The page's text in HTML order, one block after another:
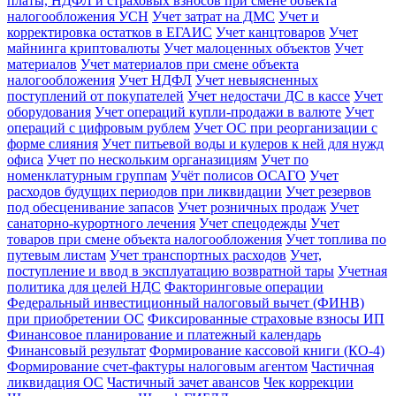
налогообложения УСН Учет затрат на ДМС Учет и
корректировка остатков в ЕГАИС Учет канцтоваров Учет
майнинга криптовалюты Учет малоценных объектов Учет
материалов Учет материалов при смене объекта
налогообложения Учет НДФЛ Учет невыясненных
поступлений от покупателей Учет недостачи ДС в кассе Учет
оборудования Учет операций купли-продажи в валюте Учет
операций с цифровым рублем Учет ОС при реорганизации с
форме слияния Учет питьевой воды и кулеров к ней для нужд
офиса Учет по нескольким органазициям Учет по
номенклатурным группам Учёт полисов ОСАГО Учет
расходов будущих периодов при ликвидации Учет резервов
под обесценивание запасов Учет розничных продаж Учет
санаторно-курортного лечения Учет спецодежды Учет
товаров при смене объекта налогообложения Учет топлива по
путевым листам Учет транспортных расходов Учет,
поступление и ввод в эксплуатацию возвратной тары Учетная
политика для целей НДС Факторинговые операции
Федеральный инвестиционный налоговый вычет (ФИНВ)
при приобретении ОС Фиксированные страховые взносы ИП
Финансовое планирование и платежный календарь
Финансовый результат Формирование кассовой книги (КО-4)
Формирование счет-фактуры налоговым агентом Частичная
ликвидация ОС Частичный зачет авансов Чек коррекции